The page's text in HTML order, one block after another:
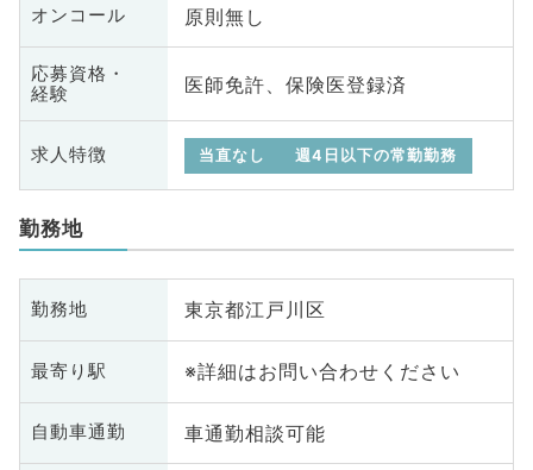
オンコール 原則無し
応募資格・
経験
医師免許、保険医登録済
求人特徴 当直なし 週4日以下の常勤勤務
勤務地
勤務地 東京都江戸川区
最寄り駅 ※詳細はお問い合わせください
自動車通勤 車通勤相談可能